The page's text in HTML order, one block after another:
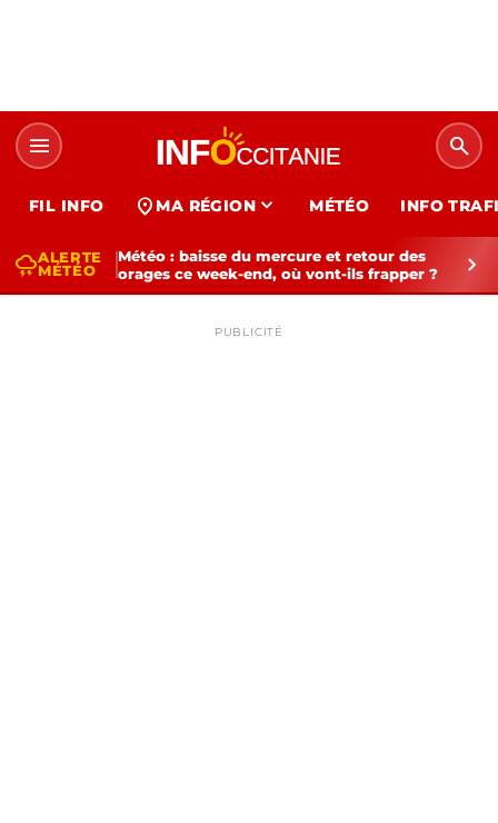
menu search
FIL INFO location_on MA RÉGION expand_more MÉTÉO INFO
thunderstormALERTE
MÉTÉO
Météo : baisse du mercure et retour des
orages ce week-end, où vont-ils frapper ?
chevron_right
PUBLICITÉ